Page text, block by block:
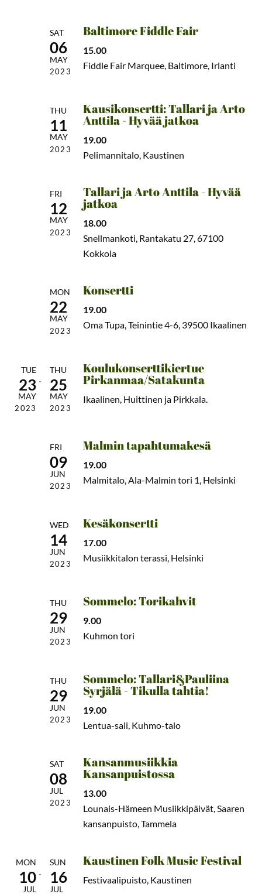
SAT
06
MAY
2023
Baltimore Fiddle Fair
15.00
Fiddle Fair Marquee, Baltimore, Irlanti
THU
11
MAY
2023
Kausikonsertti: Tallari ja Arto
Anttila - Hyvää jatkoa
19.00
Pelimannitalo, Kaustinen
FRI
12
MAY
2023
Tallari ja Arto Anttila - Hyvää
jatkoa
18.00
Snellmankoti, Rantakatu 27, 67100
Kokkola
MON
22
MAY
2023
Konsertti
19.00
Oma Tupa, Teinintie 4-6, 39500 Ikaalinen
TUE
23
MAY
2023
THU
25
MAY
2023
Koulukonserttikiertue
Pirkanmaa/Satakunta
Ikaalinen, Huittinen ja Pirkkala.
FRI
09
JUN
2023
Malmin tapahtumakesä
19.00
Malmitalo, Ala-Malmin tori 1, Helsinki
WED
14
JUN
2023
Kesäkonsertti
17.00
Musiikkitalon terassi, Helsinki
THU
29
JUN
2023
Sommelo: Torikahvit
9.00
Kuhmon tori
THU
29
JUN
2023
Sommelo: Tallari&Pauliina
Syrjälä - Tikulla tahtia!
19.00
Lentua-sali, Kuhmo-talo
SAT
08
JUL
2023
Kansanmusiikkia
Kansanpuistossa
13.00
Lounais-Hämeen Musiikkipäivät, Saaren
kansanpuisto, Tammela
MON
10
JUL
SUN
16
JUL
Kaustinen Folk Music Festival
Festivaalipuisto, Kaustinen